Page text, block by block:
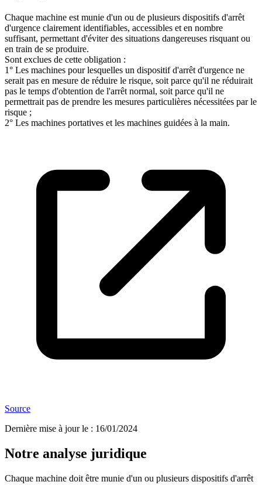
Chaque machine est munie d'un ou de plusieurs dispositifs d'arrêt
d'urgence clairement identifiables, accessibles et en nombre
suffisant, permettant d'éviter des situations dangereuses risquant ou
en train de se produire.
Sont exclues de cette obligation :
1° Les machines pour lesquelles un dispositif d'arrêt d'urgence ne
serait pas en mesure de réduire le risque, soit parce qu'il ne réduirait
pas le temps d'obtention de l'arrêt normal, soit parce qu'il ne
permettrait pas de prendre les mesures particulières nécessitées par le
risque ;
2° Les machines portatives et les machines guidées à la main.
Source
Dernière mise à jour le : 16/01/2024
Notre analyse juridique
Chaque machine doit être munie d'un ou plusieurs dispositifs d'arrêt